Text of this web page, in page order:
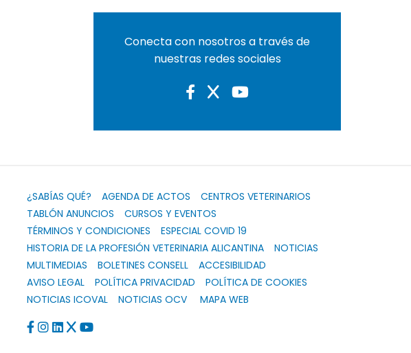
Conecta con nosotros a través de
nuestras redes sociales
¿SABÍAS QUÉ? AGENDA DE ACTOS
CENTROS VETERINARIOS
TABLÓN ANUNCIOS
CURSOS Y EVENTOS
TÉRMINOS Y CONDICIONES
ESPECIAL COVID 19
HISTORIA DE LA PROFESIÓN VETERINARIA ALICANTINA
NOTICIAS
MULTIMEDIAS
BOLETINES CONSELL
ACCESIBILIDAD
AVISO LEGAL
POLÍTICA PRIVACIDAD
POLÍTICA DE COOKIES
NOTICIAS ICOVAL
NOTICIAS OCV MAPA WEB